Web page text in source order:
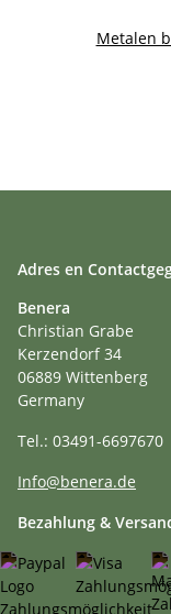
Metalen
Adres en
Benera
Christian Grabe
Kerzendorf 34
06889 Wittenberg
Germany
Tel.: 03491-6697670
Info@benera.de
Bezahlung &